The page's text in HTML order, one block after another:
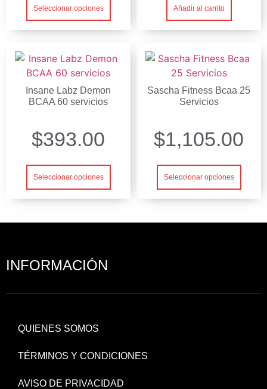
Seleccionar opciones Añadir al carrito
Insane Labz Demon
BCAA 60 servicios
$393.00
Seleccionar opciones
Sascha Fitness Bcaa 25
Servicios
$1,105.00
Seleccionar opciones
INFORMACIÓN
QUIENES SOMOS
TÉRMINOS Y CONDICIONES
AVISO DE PRIVACIDAD